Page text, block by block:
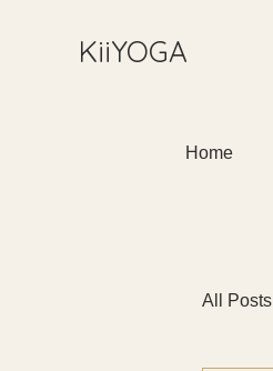
​KiiYOGA
Home
All Posts